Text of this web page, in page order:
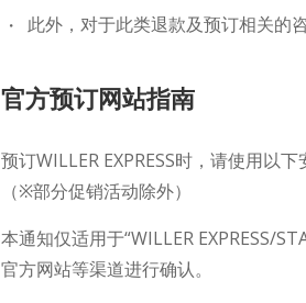
此外，对于此类退款及预订相关的
官方预订网站指南
预订WILLER EXPRESS时，请使用以
（※部分促销活动除外）
本通知仅适用于“WILLER EXPRESS/
官方网站等渠道进行确认。